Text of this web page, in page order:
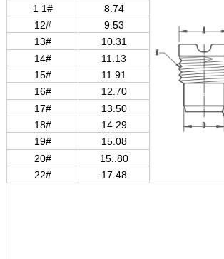
1 1#
8.74
12#
9.53
13#
10.31
14#
11.13
15#
11.91
16#
12.70
17#
13.50
18#
14.29
19#
15.08
20#
15..80
22#
17.48